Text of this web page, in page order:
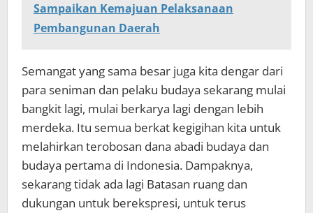
Sampaikan Kemajuan Pelaksanaan
Pembangunan Daerah
Semangat yang sama besar juga kita dengar dari
para seniman dan pelaku budaya sekarang mulai
bangkit lagi, mulai berkarya lagi dengan lebih
merdeka. Itu semua berkat kegigihan kita untuk
melahirkan terobosan dana abadi budaya dan
budaya pertama di Indonesia. Dampaknya,
sekarang tidak ada lagi Batasan ruang dan
dukungan untuk berekspresi, untuk terus